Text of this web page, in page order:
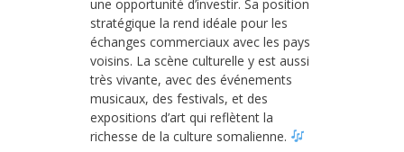
une opportunité d’investir. Sa position
stratégique la rend idéale pour les
échanges commerciaux avec les pays
voisins. La scène culturelle y est aussi
très vivante, avec des événements
musicaux, des festivals, et des
expositions d’art qui reflètent la
richesse de la culture somalienne.